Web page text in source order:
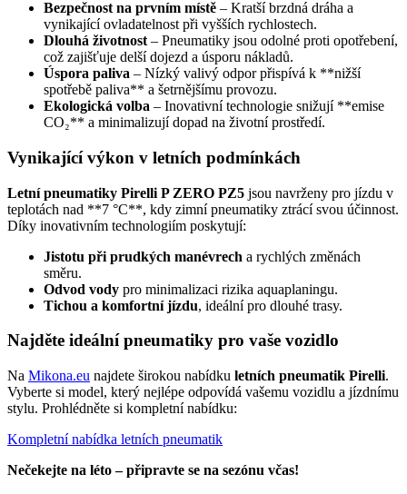
Bezpečnost na prvním místě – Kratší brzdná dráha a
vynikající ovladatelnost při vyšších rychlostech.
Dlouhá životnost – Pneumatiky jsou odolné proti opotřebení,
což zajišťuje delší dojezd a úsporu nákladů.
Úspora paliva – Nízký valivý odpor přispívá k **nižší
spotřebě paliva** a šetrnějšímu provozu.
Ekologická volba – Inovativní technologie snižují **emise
CO₂** a minimalizují dopad na životní prostředí.
Vynikající výkon v letních podmínkách
Letní pneumatiky Pirelli P ZERO PZ5 jsou navrženy pro jízdu v
teplotách nad **7 °C**, kdy zimní pneumatiky ztrácí svou účinnost.
Díky inovativním technologiím poskytují:
Jistotu při prudkých manévrech a rychlých změnách
směru.
Odvod vody pro minimalizaci rizika aquaplaningu.
Tichou a komfortní jízdu, ideální pro dlouhé trasy.
Najděte ideální pneumatiky pro vaše vozidlo
Na Mikona.eu najdete širokou nabídku letních pneumatik Pirelli.
Vyberte si model, který nejlépe odpovídá vašemu vozidlu a jízdnímu
stylu. Prohlédněte si kompletní nabídku:
Kompletní nabídka letních pneumatik
Nečekejte na léto – připravte se na sezónu včas!